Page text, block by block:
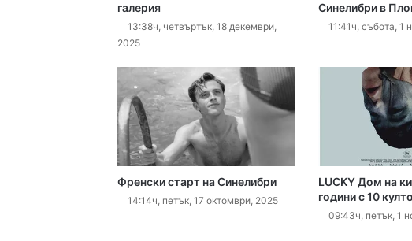
11:36ч, петък, 7 август, 2026
галерия
13:38ч, четвъртък, 18 декември,
2025
Синелибри в
11:41ч, събота, 1
Френски старт на Синелибри
14:14ч, петък, 17 октомври, 2025
LUCKY Дом на
години с 10
09:43ч, петък, 1